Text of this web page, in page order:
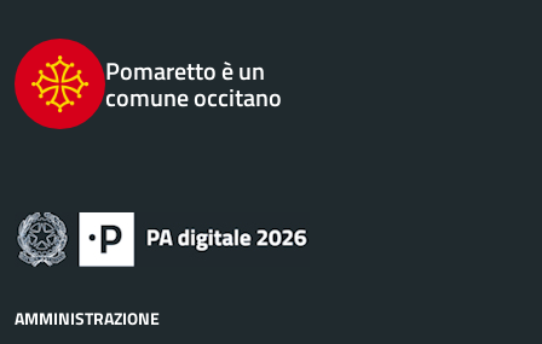
Pomaretto è un
comune occitano
AMMINISTRAZIONE